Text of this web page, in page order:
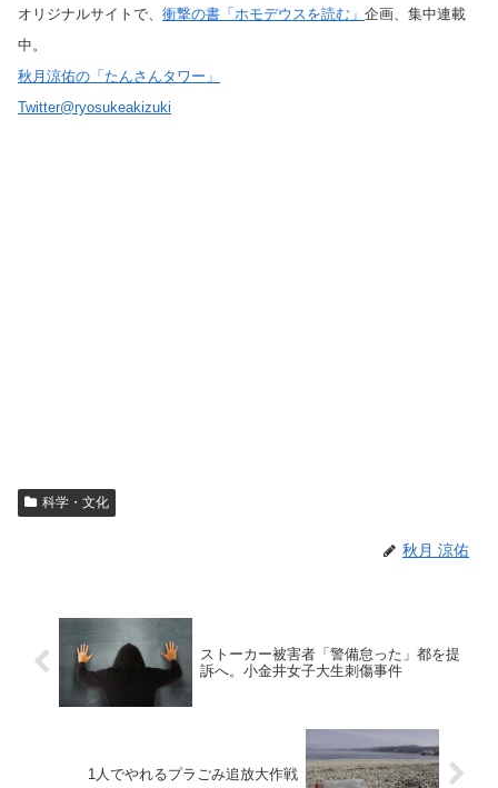
オリジナルサイトで、 衝撃の書「ホモデウスを読む」 企画、集中連載
中。
秋月涼佑の「たんさんタワー」
Twitter@ryosukeakizuki
科学・文化
秋月 涼佑
ストーカー被害者「警備怠った」都を提
訴へ。小金井女子大生刺傷事件
1人でやれるプラごみ追放大作戦